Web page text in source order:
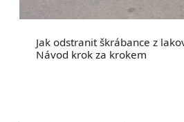
Jak odstranit škrábance z
Návod krok za krokem